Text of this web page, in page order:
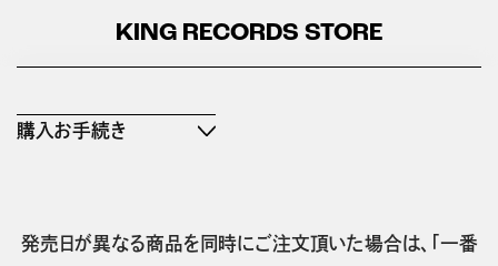
KING RECORDS STORE
購入お手続き
発売日が異なる商品を同時にご注文頂いた場合は、「一番